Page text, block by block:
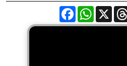
Facebook X